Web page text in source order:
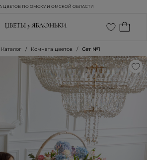
ЦВЕТОВ ПО ОМСКУ И ОМСКОЙ ОБЛАСТИ
Каталог Комната цветов Сет №1